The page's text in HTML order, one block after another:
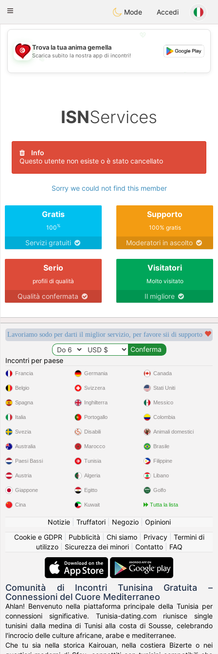
Tunisia Dating
Toggle
Mode Accedi
💖
💕
Trova la tua anima gemella
Scarica subito la nostra app di incontri!
ISNServices
Info
Questo utente non esiste o è stato cancellato
Sorry we could not find this member
Gratis
100%
Servizi gratuiti
Supporto
100% gratis
Moderatori in ascolto
Serio
profili di qualità
Qualità confermata
Visitatori
Molto visitato
Il migliore
Lavoriamo sodo per darti il miglior servizio, per favore sii di supporto
Incontri per paese
Francia
Belgio
Spagna
Italia
Svezia
Germania
Svizzera
Inghilterra
Portogallo
Disabili
Canada
Stati Uniti
Messico
Colombia
Animali domestici
Australia
Paesi Bassi
Austria
Giappone
Cina
Marocco
Tunisia
Algeria
Egitto
Kuwait
Brasile
Filippine
Libano
Golfo
Tutta la lista
Notizie| Truffatori| Negozio| Opinioni
Cookie e GDPR
Pubblicità Chi siamo| Privacy| Termini di
utilizzo| Sicurezza dei minori| Contatto| FAQ
Comunità di Incontri Tunisina Gratuita –
Connessioni del Cuore Mediterraneo
Ahlan! Benvenuto nella piattaforma principale della Tunisia per
connessioni significative. Tunisia-dating.com riunisce single
tunisini dalla medina di Tunisi alla costa di Sousse, celebrando
l'incrocio delle culture africane, arabe e mediterranee.
Che tu sia nella storica Kairouan, nella costiera Bizerte o nei